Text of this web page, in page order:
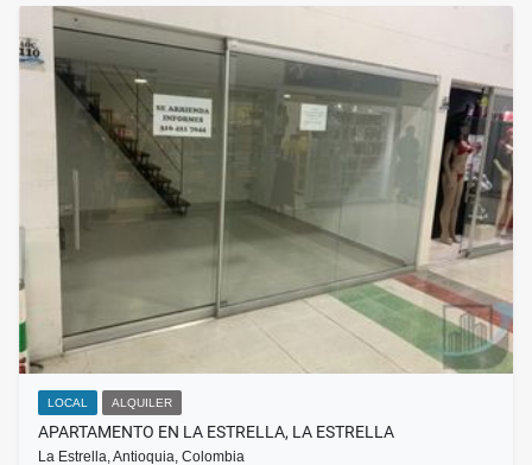
LOCAL ALQUILER
APARTAMENTO EN LA ESTRELLA, LA ESTRELLA
La Estrella, Antioquia, Colombia